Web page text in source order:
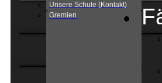
Unsere Schule (Kontakt)
Gremien